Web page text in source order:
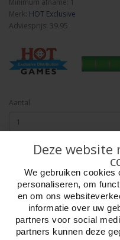
Minimum afname: 1
Merk: HOT Exclusive
Adviesprijs: 39.95
Aantal
Omschrijving Foto hoge
Dom Pierre
Gedurende de 18e eeuw
oftewel Maisons de
Deze
We gebruiken cookies
personaliseren, om
en om ons
informatie over uw
partners voor social
partners kunnen deze